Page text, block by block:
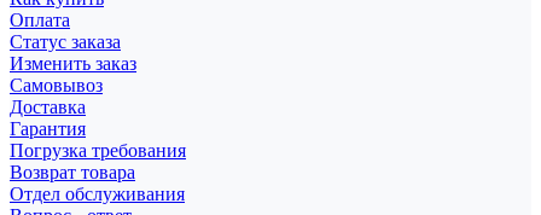
Оплата
Статус заказа
Изменить заказ
Самовывоз
Доставка
Гарантия
Погрузка требования
Возврат товара
Отдел обслуживания